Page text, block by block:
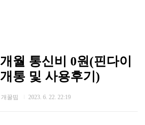
월 통신비 0원(핀다이
통 및 사용후기)
개꿀띱 2023. 6. 22. 22:19